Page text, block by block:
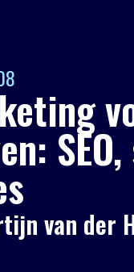
van der